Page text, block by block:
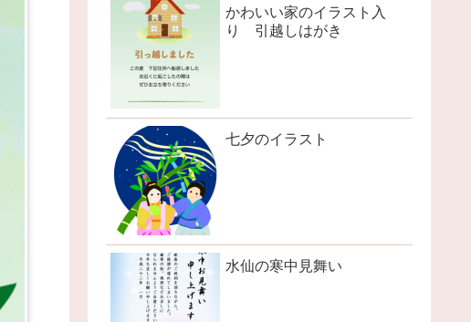
かわいい家のイラスト入
り 引越しはがき
七夕のイラスト
水仙の寒中見舞い